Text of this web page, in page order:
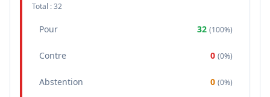
Total :32
Pour 32 (100%)
Contre 0 (0%)
Abstention 0 (0%)